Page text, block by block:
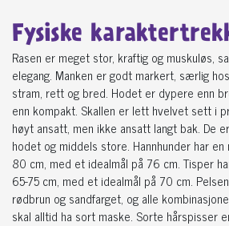
Fysiske
Rasen er meget stor, kraftig og muskuløs,
elegang. Manken er godt markert, særlig
stram, rett og bred. Hodet er dypere enn
enn kompakt. Skallen er lett hvelvet sett i
høyt ansatt, men ikke ansatt langt bak. De
hodet og middels store. Hannhunder har
80 cm, med et idealmål på 76 cm. Tisper
65-75 cm, med et idealmål på 70 cm.
rødbrun og sandfarget, og alle
skal alltid ha sort maske. Sorte hårspisser